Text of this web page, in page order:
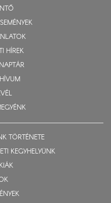
HÍREK
TÖRTÉNETE
KEGYHELYÜNK